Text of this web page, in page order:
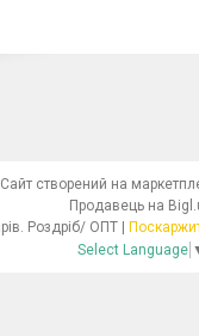
Сайт створений на
Продавець на
Select Language